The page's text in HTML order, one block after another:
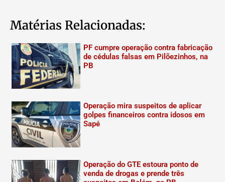
Matérias Relacionadas:
PF cumpre operação contra fabricação
de cédulas falsas em Pilõezinhos, na
PB
Operação mira suspeitos de aplicar
golpes financeiros contra idosos em
Sapé
Operação do GTE estoura ponto de
venda de drogas e prende três